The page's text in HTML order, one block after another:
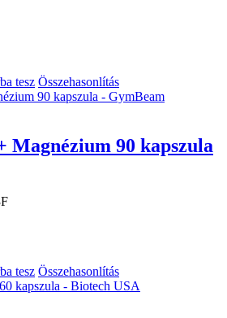
tesz Összehasonlítás
Magnézium 90 kapszula
tesz Összehasonlítás